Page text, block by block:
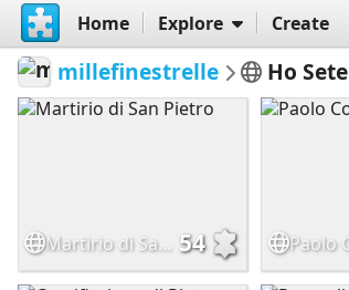
Home Explore Create
millefinestrelle Ho Sete
Martirio di San Pietro 54